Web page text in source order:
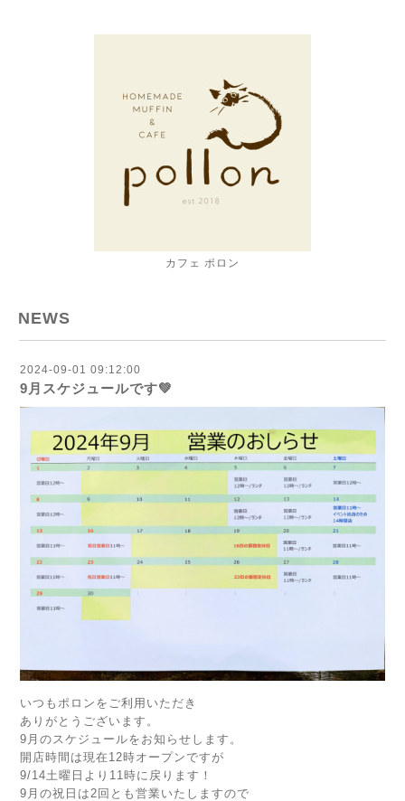
カフェ ポロン
NEWS
2024-09-01 09:12:00
9月スケジュールです💚
いつもポロンをご利用いただき
ありがとうございます。
9月のスケジュールをお知らせします。
開店時間は現在12時オープンですが
9/14土曜日より11時に戻ります！
9月の祝日は2回とも営業いたしますので